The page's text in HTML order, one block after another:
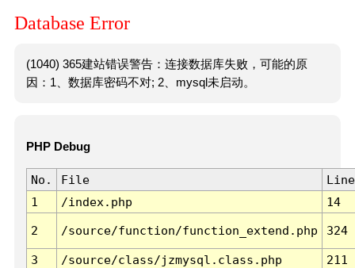
Database Error
(1040) 365建站错误警告：连接数据库失败，可能的原
因：1、数据库密码不对; 2、mysql未启动。
PHP Debug
No. File
Line
1
/index.php 14
2 /source/function/function_extend.php 324
3 /source/class/jzmysql.class.php
211